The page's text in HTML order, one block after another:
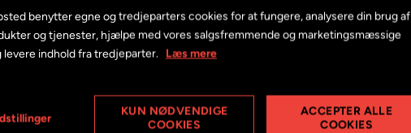
benytter egne og tredjeparters cookies for at fungere, analysere din brug af
og tjenester, hjælpe med vores salgsfremmende og marketingsmæssige
levere indhold fra tredjeparter. Læs mere
KUN NØDVENDIGE
COOKIES
ACCEPTER ALLE
COOKIES